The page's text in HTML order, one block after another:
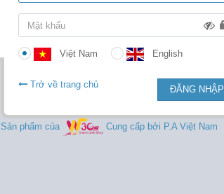
Việt Nam English
Trở về trang chủ ĐĂNG NHẬP
Sản phẩm của Cung cấp bởi P.A Việt Nam